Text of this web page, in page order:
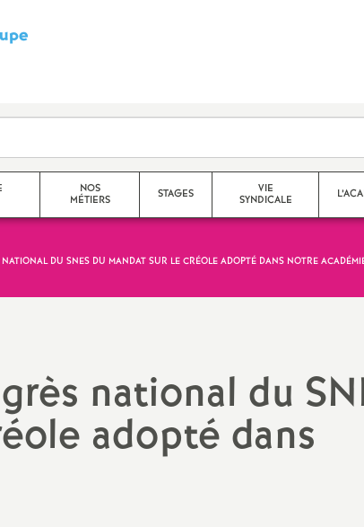
S
d
i
c
N
a
NOS
MÉTIERS
STAGES
VIE
SYNDICALE
DU SNES DU MANDAT SUR LE CRÉOLE ADOPTÉ DANS NOTRE
national du
adopté dans